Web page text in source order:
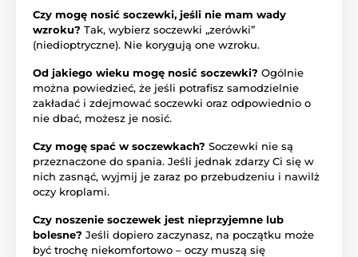
Czy mogę nosić soczewki, jeśli nie mam wady
wzroku? Tak, wybierz soczewki „zerówki”
(niedioptryczne). Nie korygują one wzroku.
Od jakiego wieku mogę nosić soczewki? Ogólnie
można powiedzieć, że jeśli potrafisz samodzielnie
zakładać i zdejmować soczewki oraz odpowiednio o
nie dbać, możesz je nosić.
Czy mogę spać w soczewkach? Soczewki nie są
przeznaczone do spania. Jeśli jednak zdarzy Ci się w
nich zasnąć, wyjmij je zaraz po przebudzeniu i nawilż
oczy kroplami.
Czy noszenie soczewek jest nieprzyjemne lub
bolesne? Jeśli dopiero zaczynasz, na początku może
być trochę niekomfortowo – oczy muszą się